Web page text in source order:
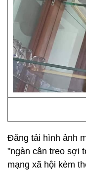
Đăng tải hình ảnh
"ngàn cân treo sợi
mạng xã hội kèm